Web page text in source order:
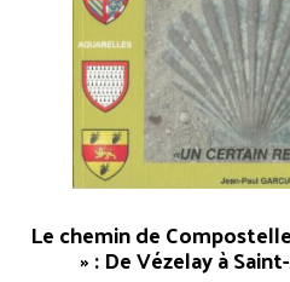
Le chemin de
» : De Vézelay à